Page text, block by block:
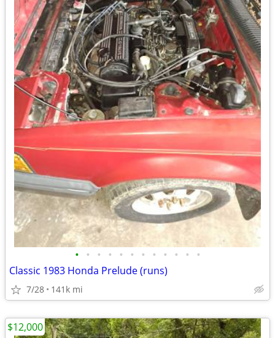
• • • • • • • • • • • •
Classic 1983 Honda Prelude (runs)
7/28 141k mi
$12,000